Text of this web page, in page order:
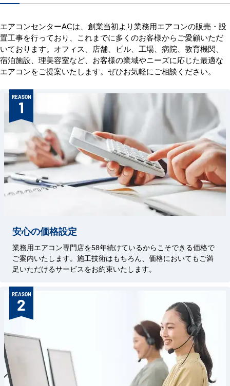
エアコンセンターACは、創業当初より業務用エアコンの販売・設
置工事を行っており、これまでに多くのお客様からご愛顧いただ
いております。オフィス、店舗、ビル、工場、病院、教育機関、
宿泊施設、理美容室など、お客様の業域やニーズに応じた最適な
エアコンをご提案いたします。ぜひお気軽にご相談ください。
REASON
1
安心の価格設定
業務用エアコン専門店を58年続けているからこそできる価格で
ご案内いたします。施工技術はもちろん、価格においてもご満
足いただけるサービスをお約束いたします。
REASON
2